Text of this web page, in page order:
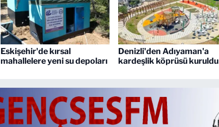
Eskişehir'de kırsal
mahallelere yeni su depoları
Denizli'den Adıyaman'a
kardeşlik köprüsü kuruldu